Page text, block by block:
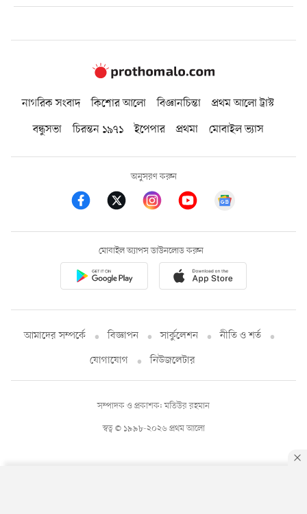
নাগরিক সংবাদ কিশোর আলো বিজ্ঞানচিন্তা
প্রথম আলো ট্রাস্ট
বন্ধুসভা
চিরন্তন ১৯৭১ ইপেপার প্রথমা মোবাইল ভ্যাস
অনুসরণ করুন
মোবাইল অ্যাপস ডাউনলোড করুন
আমাদের সম্পর্কে বিজ্ঞাপন সার্কুলেশন
নীতি ও শর্ত
যোগাযোগ
নিউজলেটার
স্বত্ব © ১৯৯৮-২০২৬ প্রথম আলো
সম্পাদক ও প্রকাশক: মতিউর রহমান